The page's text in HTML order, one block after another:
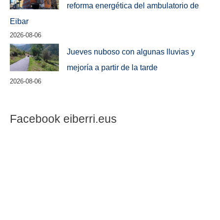
reforma energética del ambulatorio de
Eibar
2026-08-06
Jueves nuboso con algunas lluvias y
mejoría a partir de la tarde
2026-08-06
Facebook eiberri.eus